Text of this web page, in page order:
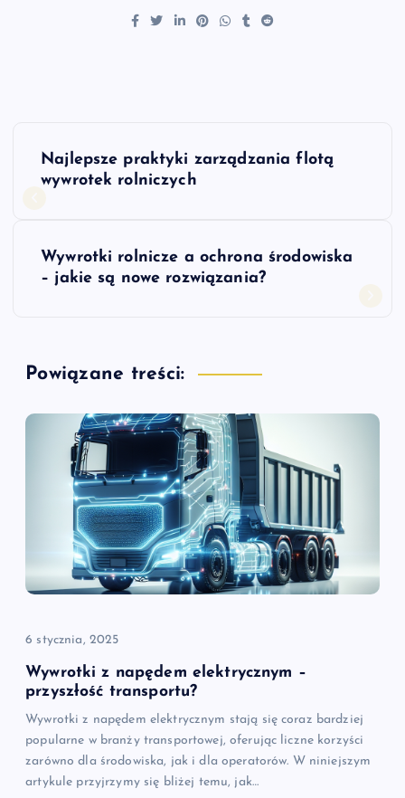
N
a
c
p
s
u
Najlepsze praktyki zarządzania flotą
wywrotek rolniczych
Wywrotki rolnicze a ochrona środowiska
– jakie są nowe rozwiązania?
Powiązane treści:
6 stycznia, 2025
Wywrotki z napędem elektrycznym –
przyszłość transportu?
Wywrotki z napędem elektrycznym stają się coraz bardziej
popularne w branży transportowej, oferując liczne korzyści
zarówno dla środowiska, jak i dla operatorów. W niniejszym
artykule przyjrzymy się bliżej temu, jak…